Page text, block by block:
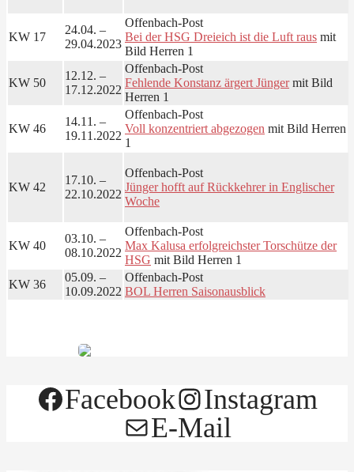
KW 17
24.04. –
29.04.2023
Offenbach-Post
Bei der HSG Dreieich ist die Luft raus mit
Bild Herren 1
KW 50
12.12. –
17.12.2022
Offenbach-Post
Fehlende Konstanz ärgert Jüngermit Bild
Herren 1
KW 46
14.11. –
19.11.2022
Offenbach-Post
Voll konzentriert abgezogen mit Bild Herren
1
KW 42
17.10. –
22.10.2022
Offenbach-Post
Jünger hofft auf Rückkehrer in Englischer
Woche
KW 40
03.10. –
08.10.2022
Offenbach-Post
Max Kalusa erfolgreichster Torschütze der
HSG mit Bild Herren 1
KW 36
05.09. –
10.09.2022
Offenbach-Post
BOL Herren Saisonausblick
Facebook
Instagram
E-Mail